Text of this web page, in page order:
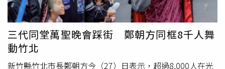
三代同堂萬聖晚會踩街 鄭朝方同框8千人舞
動竹北
新竹縣竹北市長鄭朝方今（27）日表示，超過8,000人在光